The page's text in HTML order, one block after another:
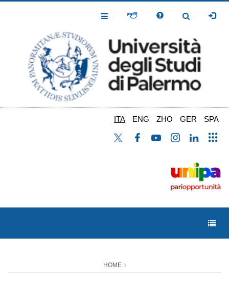
Toggle
Toggle
ITA ENG ZHO GER SPA
HOME